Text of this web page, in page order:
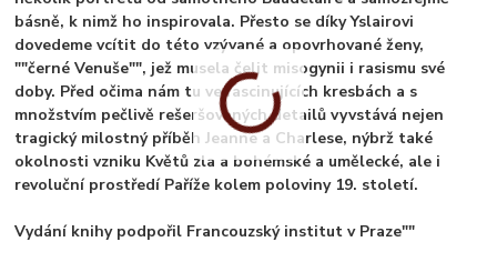
básně, k nimž ho inspirovala. Přesto se díky Yslairovi
dovedeme vcítit do této vzývané a opovrhované ženy,
""černé Venuše"", jež musela čelit misogynii i rasismu své
doby. Před očima nám tu ve fascinujících kresbách a s
množstvím pečlivě rešeršovaných detailů vyvstává nejen
tragický milostný příběh Jeanne a Charlese, nýbrž také
okolnosti vzniku Květů zla a bohémské a umělecké, ale i
revoluční prostředí Paříže kolem poloviny 19. století.
Vydání knihy podpořil Francouzský institut v Praze""